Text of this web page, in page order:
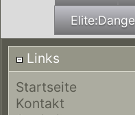
Links
Startseite
Kontakt